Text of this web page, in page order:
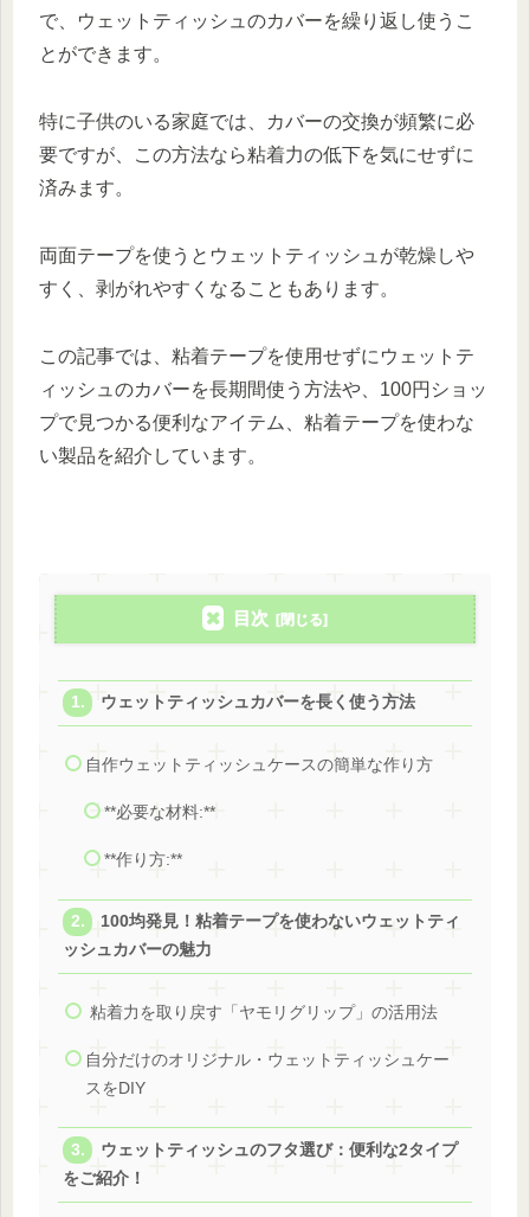
で、ウェットティッシュのカバーを繰り返し使うこ
とができます。
特に子供のいる家庭では、カバーの交換が頻繁に必
要ですが、この方法なら粘着力の低下を気にせずに
済みます。
両面テープを使うとウェットティッシュが乾燥しや
すく、剥がれやすくなることもあります。
この記事では、粘着テープを使用せずにウェットテ
ィッシュのカバーを長期間使う方法や、100円ショッ
プで見つかる便利なアイテム、粘着テープを使わな
い製品を紹介しています。
目次
ウェットティッシュカバーを長く使う方法
自作ウェットティッシュケースの簡単な作り方
**必要な材料:**
**作り方:**
100均発見！粘着テープを使わないウェットティ
ッシュカバーの魅力
粘着力を取り戻す「ヤモリグリップ」の活用法
自分だけのオリジナル・ウェットティッシュケー
スをDIY
ウェットティッシュのフタ選び：便利な2タイプ
をご紹介！